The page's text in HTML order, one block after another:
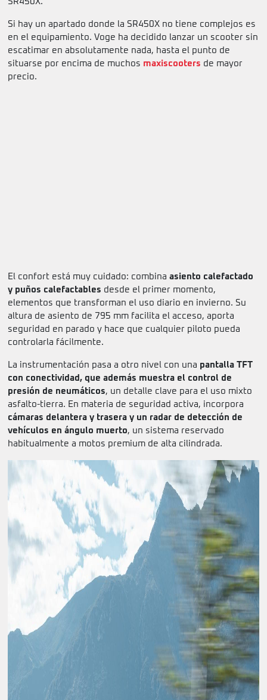
Si hay un apartado donde la SR450X no tiene complejos es
en el equipamiento. Voge ha decidido lanzar un scooter sin
escatimar en absolutamente nada, hasta el punto de
situarse por encima de muchos maxiscooters de mayor
precio.
El confort está muy cuidado: combina asiento calefactado
y puños calefactables desde el primer momento,
elementos que transforman el uso diario en invierno. Su
altura de asiento de 795 mm facilita el acceso, aporta
seguridad en parado y hace que cualquier piloto pueda
controlarla fácilmente.
La instrumentación pasa a otro nivel con una pantalla TFT
con conectividad, que además muestra el control de
presión de neumáticos, un detalle clave para el uso mixto
asfalto-tierra. En materia de seguridad activa, incorpora
cámaras delantera y trasera y un radar de detección de
vehículos en ángulo muerto, un sistema reservado
habitualmente a motos premium de alta cilindrada.